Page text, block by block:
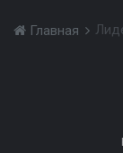
Главная